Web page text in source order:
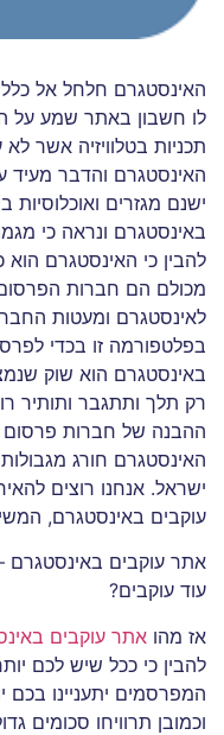
האינסטגרם חלחל אל כלל
לו חשבון באתר שמע על
תכניות בטלוויזיה אשר
האינסטגרם והדבר מעיד
ישנם מגזרים
באינסטגרם ונראה כי
להבין כי האינסטגרם הוא
מכולם הם חברות הפרסום.
לאינסטגרם ומעטות
בפלטפורמה זו בכדי
באינסטגרם הוא שוק
רק תלך ותתגבר ותותיר
ההבנה של חברות
האינסטגרם חורג
ישראל. אנחנו רוצים
עוקבים באינסטגרם,
אתר עוקבים באינסטגרם
עוד עוקבים?
אז מהו אתר עוקבים
להבין כי ככל שיש לכם
המפרסמים יתעניינו בכם
וכמובן תרוויחו סכומים